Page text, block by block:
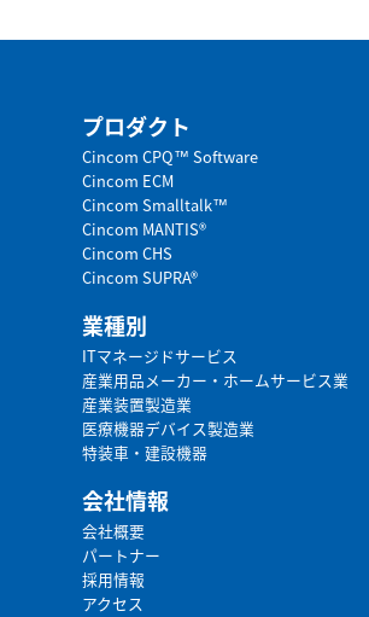
プロダクト
Cincom CPQ™ Software
Cincom ECM
Cincom Smalltalk™
Cincom MANTIS®
Cincom CHS
Cincom SUPRA®
業種別
ITマネージドサービス
産業用品メーカー・ホームサービス業
産業装置製造業
医療機器デバイス製造業
特装車・建設機器
会社情報
会社概要
パートナー
採用情報
アクセス